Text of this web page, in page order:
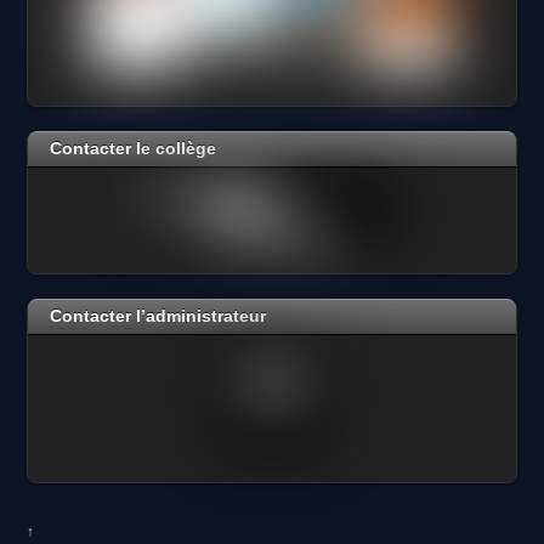
Contacter le collège
Contacter l’administrateur
↑